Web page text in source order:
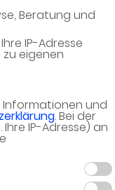
Beratung und
IP-Adresse
eigenen
Informationen und
. Bei der
IP-Adresse) an
Generieren